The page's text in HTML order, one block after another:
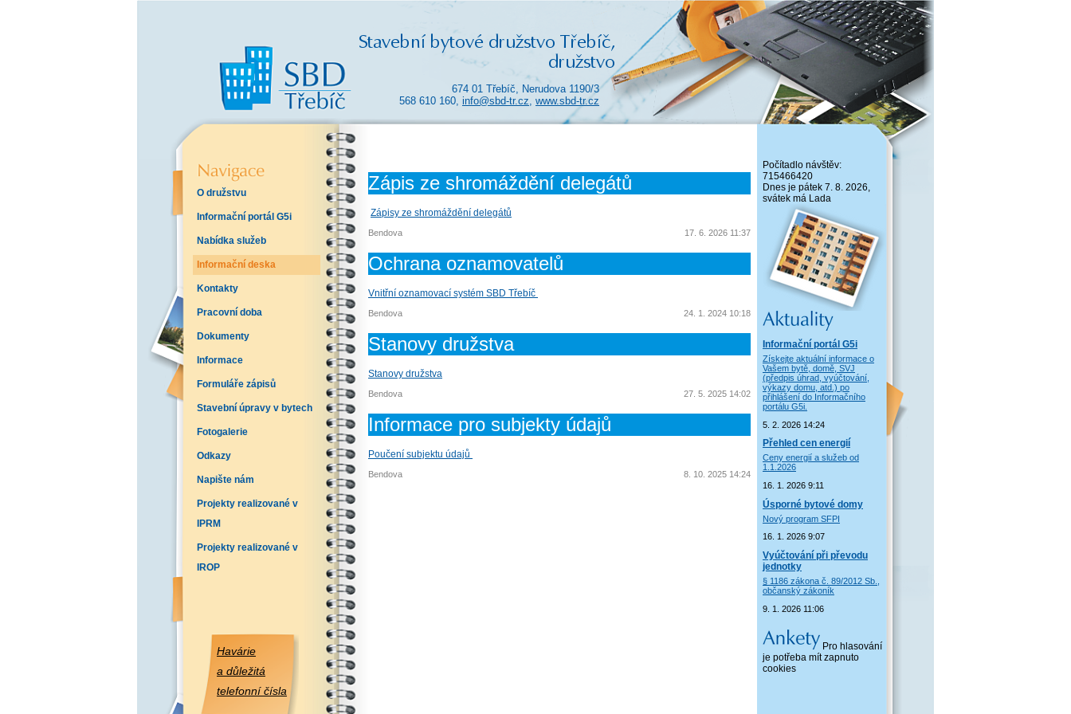
674 01 Třebíč, Nerudova 1190/3
568 610 160, info@sbd-tr.cz, www.sbd-tr.cz
O družstvu
Informační portál G5i
Nabídka služeb
Informační deska
Kontakty
Pracovní doba
Dokumenty
Informace
Formuláře zápisů
Stavební úpravy v bytech
Fotogalerie
Odkazy
Napište nám
Projekty realizované v
IPRM
Projekty realizované v
IROP
Havárie
a důležitá
telefonní čísla
Počítadlo návštěv:
715466420
Dnes je pátek 7. 8. 2026,
svátek má Lada
Informační portál G5i
Získejte aktuální informace o
Vašem bytě, domě, SVJ
(předpis úhrad, vyúčtování,
výkazy domu, atd.) po
přihlášení do Informačního
portálu G5i.
5. 2. 2026 14:24
Přehled cen energií
Ceny energií a služeb od
1.1.2026
16. 1. 2026 9:11
Úsporné bytové domy
Nový program SFPI
16. 1. 2026 9:07
Vyúčtování při převodu
jednotky
§ 1186 zákona č. 89/2012 Sb.,
občanský zákoník
9. 1. 2026 11:06
Pro hlasování
je potřeba mít zapnuto
cookies
Zápis ze shromáždění delegátů
Zápisy ze shromáždění delegátů
Bendova 17. 6. 2026 11:37
Ochrana oznamovatelů
Vnitřní oznamovací systém SBD Třebíč
Bendova 24. 1. 2024 10:18
Stanovy družstva
Stanovy družstva
Bendova 27. 5. 2025 14:02
Informace pro subjekty údajů
Poučení subjektu údajů
Bendova 8. 10. 2025 14:24